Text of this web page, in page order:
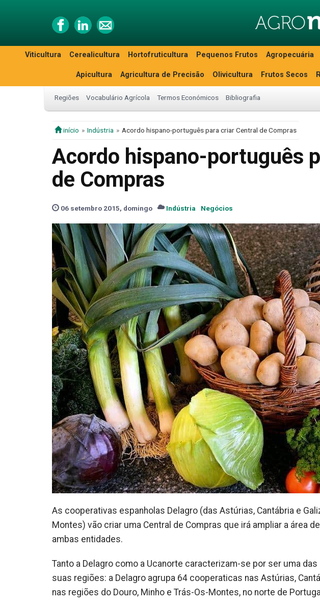
Viticultura Cerealicultura Hortofruticultura Pequenos Frutos Agropecuária
Apicultura Agricultura de Precisão Olivicultura Frutos Secos
Regiões Vocabulário Agrícola Termos Económicos Bibliografia
início Indústria Acordo hispano-português para criar Central de Compras
Acordo hispano-português
de Compras
06 setembro 2015, domingo Indústria Negócios
As cooperativas espanholas Delagro (das Astúrias, Cantábria e
Montes) vão criar uma Central de Compras que irá ampliar a área
ambas entidades.
Tanto a Delagro como a Ucanorte caracterizam-se por ser uma
suas regiões: a Delagro agrupa 64 cooperaticas nas Astúrias,
nas regiões do Douro, Minho e Trás-Os-Montes, no norte de